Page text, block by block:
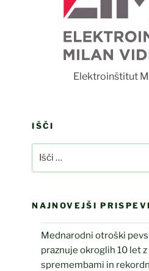
Elektroinštitut
IŠČI
NAJNOVEJŠI
Mednarodni otroški
praznuje okroglih 10 let
spremembami in